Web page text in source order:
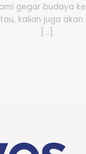
gegar budaya
kalian juga
[...]